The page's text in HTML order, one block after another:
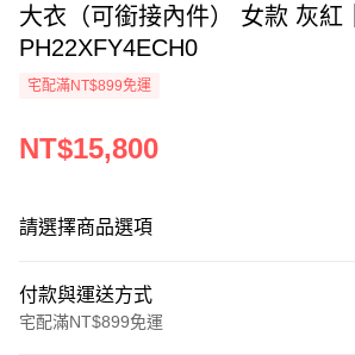
大衣（可銜接內件） 女款 灰紅｜
PH22XFY4ECH0
宅配滿NT$899免運
NT$15,800
請選擇商品選項
付款與運送方式
宅配滿NT$899免運